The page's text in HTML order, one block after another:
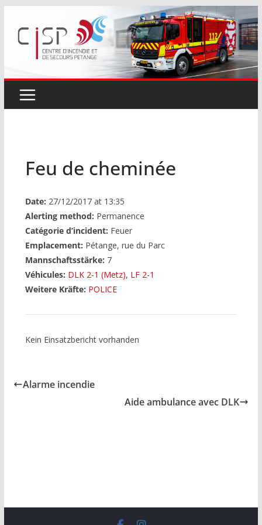
contenu
Feu de cheminée
Date: 27/12/2017 at 13:35
Alerting method: Permanence
Catégorie d’incident: Feuer
Emplacement: Pétange, rue du Parc
Mannschaftsstärke: 7
Véhicules: DLK 2-1 (Metz), LF 2-1
Weitere Kräfte: POLICE
Kein Einsatzbericht vorhanden
Alarme incendie
Aide ambulance avec DLK